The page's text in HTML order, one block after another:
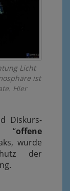
Licht
ist
Hier
Diskurs-
“offene
wurde
der